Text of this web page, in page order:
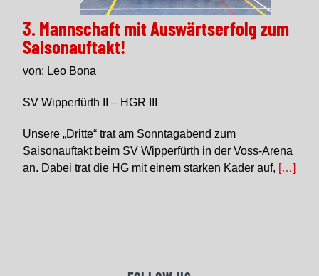
3. Mannschaft mit Auswärtserfolg zum
Saisonauftakt!
von: Leo Bona
SV Wipperfürth II – HGR III
Unsere „Dritte“ trat am Sonntagabend zum
Saisonauftakt beim SV Wipperfürth in der Voss-Arena
an. Dabei trat die HG mit einem starken Kader auf, […]